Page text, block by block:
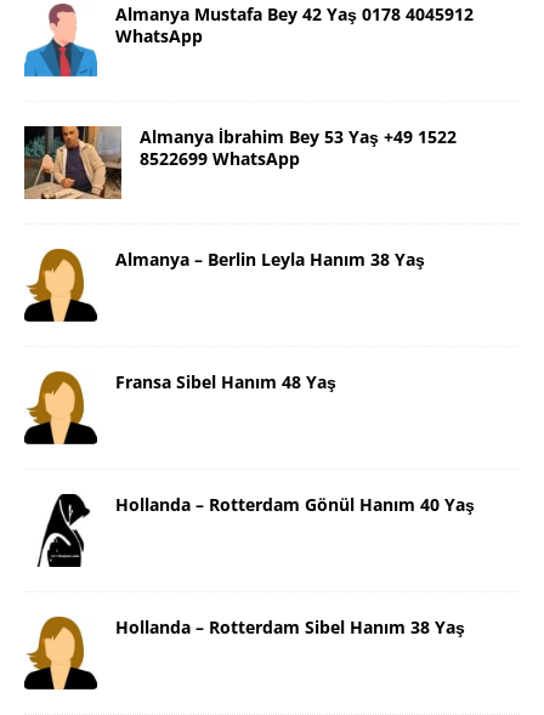
Almanya Mustafa Bey 42 Yaş 0178 4045912
WhatsApp
Almanya İbrahim Bey 53 Yaş +49 1522
8522699 WhatsApp
Almanya – Berlin Leyla Hanım 38 Yaş
Fransa Sibel Hanım 48 Yaş
Hollanda – Rotterdam Gönül Hanım 40 Yaş
Hollanda – Rotterdam Sibel Hanım 38 Yaş